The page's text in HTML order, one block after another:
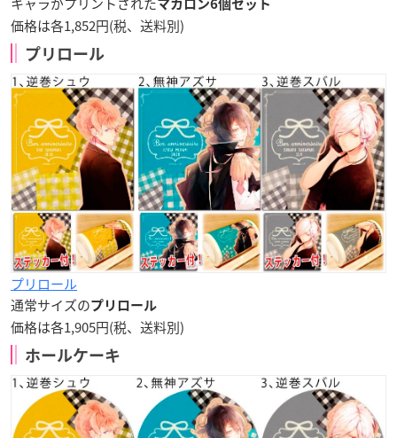
マカロン6個セット
価格は各1,852円(税、送料別)
プリロール
プリロール
通常サイズのプリロール
価格は各1,905円(税、送料別)
ホールケーキ